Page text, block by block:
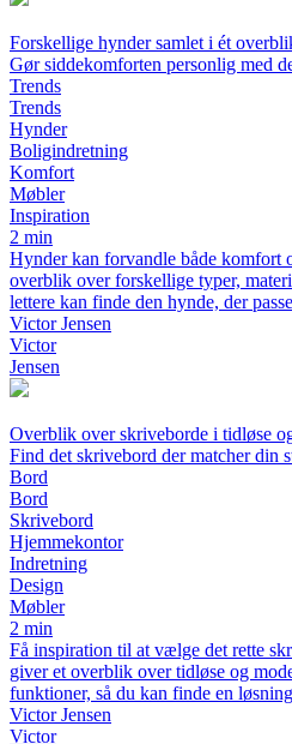
Forskellige hynder samlet i ét
Gør siddekomforten personlig med
Trends
Trends
Hynder
Boligindretning
Komfort
Møbler
Inspiration
2 min
Hynder kan forvandle både komfort
overblik over forskellige typer,
lettere kan finde den hynde, der
Victor Jensen
Victor
Jensen
Overblik over skriveborde i tidløse
Find det skrivebord der matcher din
Bord
Bord
Skrivebord
Hjemmekontor
Indretning
Design
Møbler
2 min
Få inspiration til at vælge det rette
giver et overblik over tidløse og
funktioner, så du kan finde en
Victor Jensen
Victor